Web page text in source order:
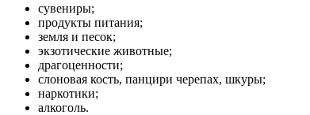
сувениры;
продукты питания;
земля и песок;
экзотические животные;
драгоценности;
слоновая кость, панцири черепах, шкуры;
наркотики;
алкоголь.